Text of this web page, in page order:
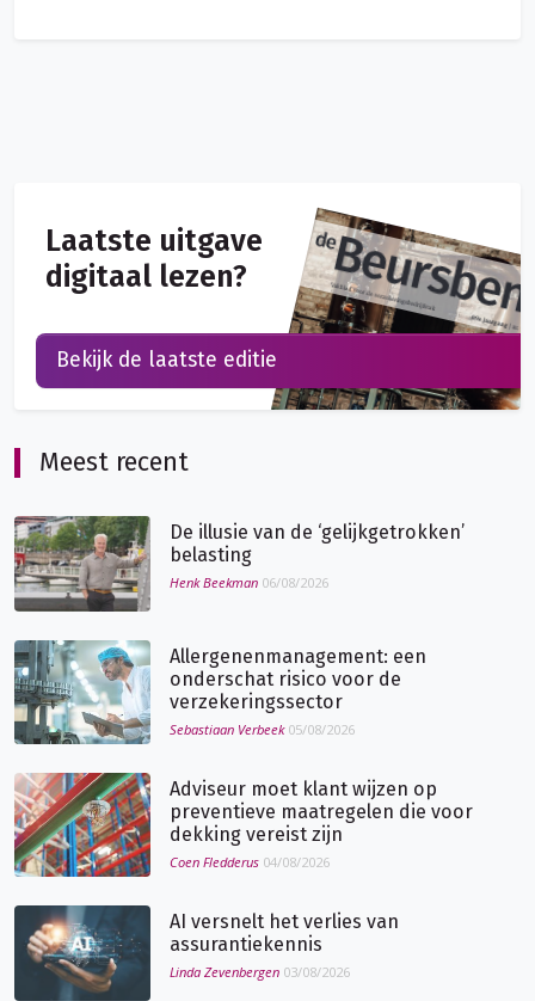
Meest recent
De illusie van de ‘gelijkgetrokken’
belasting
Henk Beekman 06/08/2026
Allergenenmanagement: een
onderschat risico voor de
verzekeringssector
Sebastiaan Verbeek 05/08/2026
Adviseur moet klant wijzen op
preventieve maatregelen die voor
dekking vereist zijn
Coen Fledderus 04/08/2026
AI versnelt het verlies van
assurantiekennis
Linda Zevenbergen 03/08/2026
Laatste uitgave
digitaal lezen?
Bekijk de laatste editie